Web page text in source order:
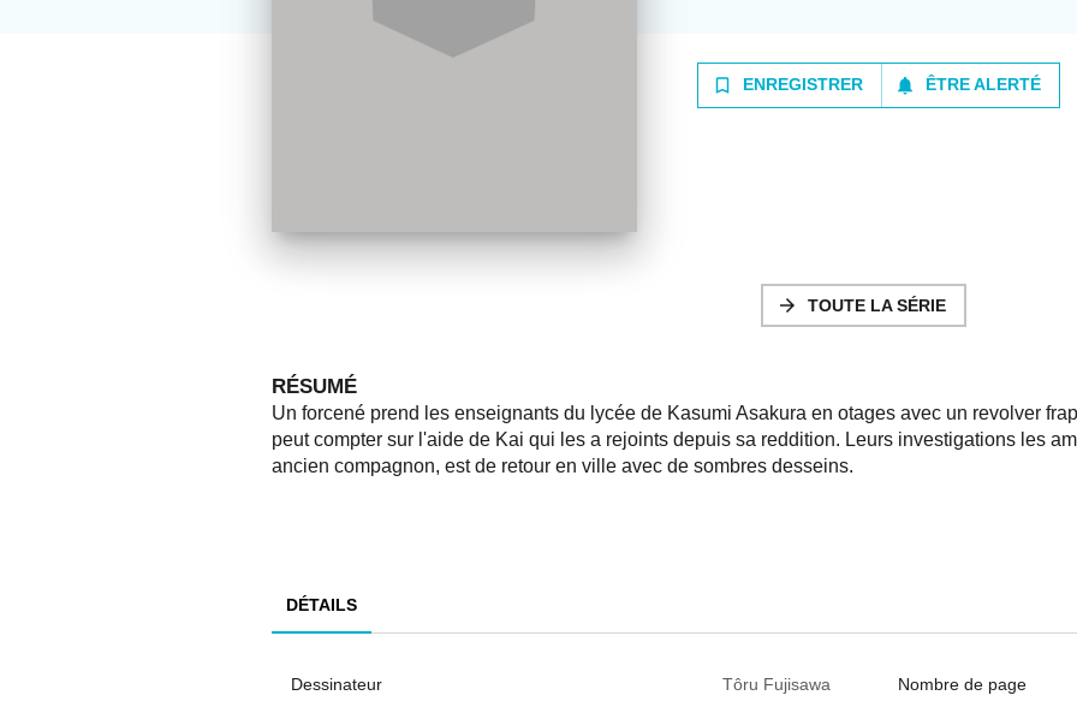
bookmark_border ENREGISTRER notifications ÊTRE ALERTÉ
arrow_forward TOUTE LA SÉRIE
RÉSUMÉ
Un forcené prend les enseignants du lycée de Kasumi Asakura en otages avec un revolver
peut compter sur l'aide de Kai qui les a rejoints depuis sa reddition. Leurs investigations les
ancien compagnon, est de retour en ville avec de sombres desseins.
DÉTAILS
Dessinateur Tôru Fujisawa Nombre de page